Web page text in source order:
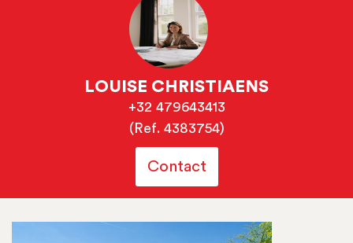
LOUISE CHRISTIAENS
+32 479643413
(Ref. 4383754)
Contact